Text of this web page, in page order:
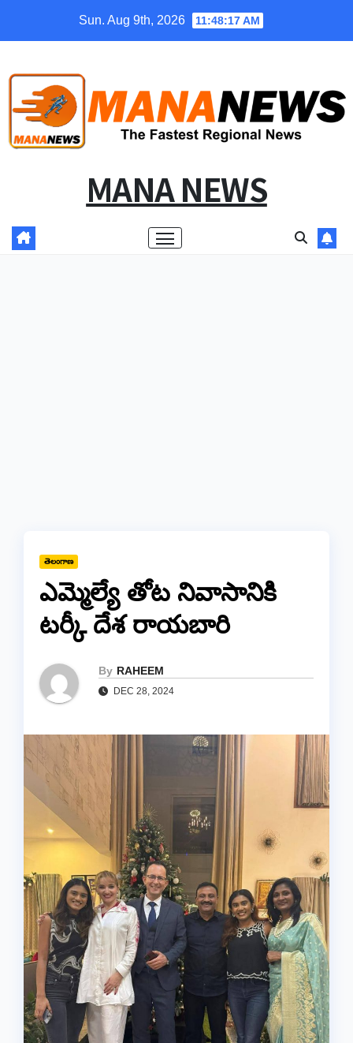
Sun. Aug 9th, 2026 11:48:17 AM
MANA NEWS
తెలంగాణ
ఎమ్మెల్యే తోట నివాసానికి
టర్కీ దేశ రాయబారి
By RAHEEM
DEC 28, 2024